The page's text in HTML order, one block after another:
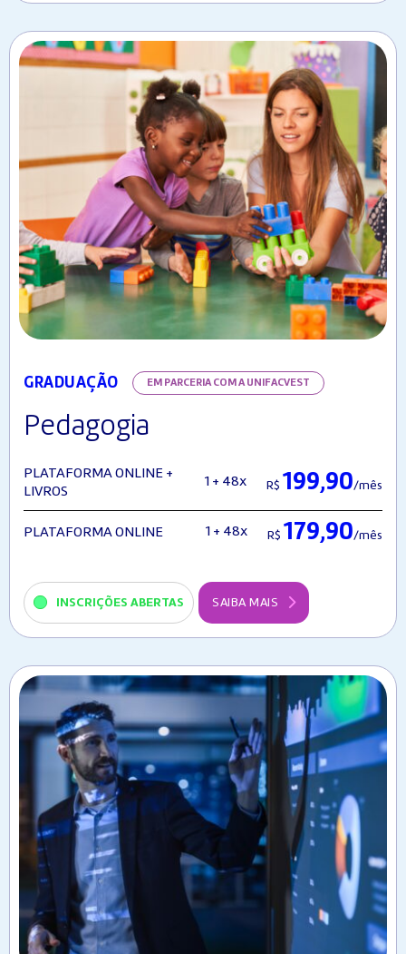
GRADUAÇÃO EM PARCERIA COM A UNIFACVEST
Pedagogia
PLATAFORMA ONLINE +
LIVROS
1 + 48x R$ 199,90/mês
PLATAFORMA ONLINE 1 + 48x R$ 179,90/mês
INSCRIÇÕES ABERTAS SAIBA MAIS